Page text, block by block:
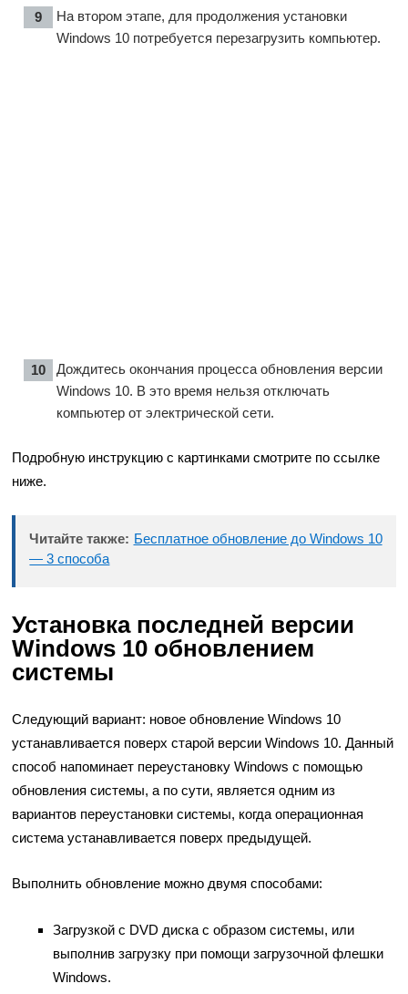
На втором этапе, для продолжения установки
Windows 10 потребуется перезагрузить компьютер.
Дождитесь окончания процесса обновления верcии
Windows 10. В это время нельзя отключать
компьютер от электрической сети.
Подробную инструкцию с картинками смотрите по ссылке
ниже.
Читайте также: Бесплатное обновление до Windows 10
— 3 способа
Установка последней версии
Windows 10 обновлением
системы
Следующий вариант: новое обновление Windows 10
устанавливается поверх старой версии Windows 10. Данный
способ напоминает переустановку Windows с помощью
обновления системы, а по сути, является одним из
вариантов переустановки системы, когда операционная
система устанавливается поверх предыдущей.
Выполнить обновление можно двумя способами:
Загрузкой с DVD диска с образом системы, или
выполнив загрузку при помощи загрузочной флешки
Windows.